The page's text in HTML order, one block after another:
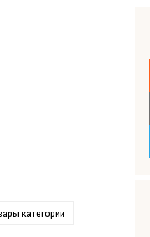
категории